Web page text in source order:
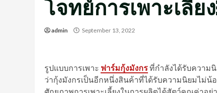
โจทย์การเพาะเลี้
admin September 13, 2022
รูปแบบการเพาะ ฟาร์มกุ้งมังกรที่กำลังได้รับความ
ว่ากุ้งมังกรเป็นอีกหนึ่งสินค้าที่ได้รับความนิยมไม่น้อ